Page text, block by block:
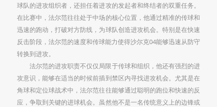
球队的进攻组织者，还担任着进攻的发起者和终结者的双重任务。
在比赛中，法尔范往往处于中场的核心位置，他通过精准的传球和
迅速的跑动，打破对方防线，为球队创造进攻机会。特别是在快速
反击阶段，法尔范的速度和传球能力使得沙尔克04能够迅速从防守
转换到进攻。
法尔范的进攻职责不仅仅局限于传球和组织，他还有强烈的进
攻意识，能够在适当的时候前插到禁区内寻找进攻机会。尤其是在
角球和定位球战术中，法尔范往往能够通过聪明的跑位和快速的反
应，争取到关键的进球机会。虽然他不是一名传统意义上的边锋或